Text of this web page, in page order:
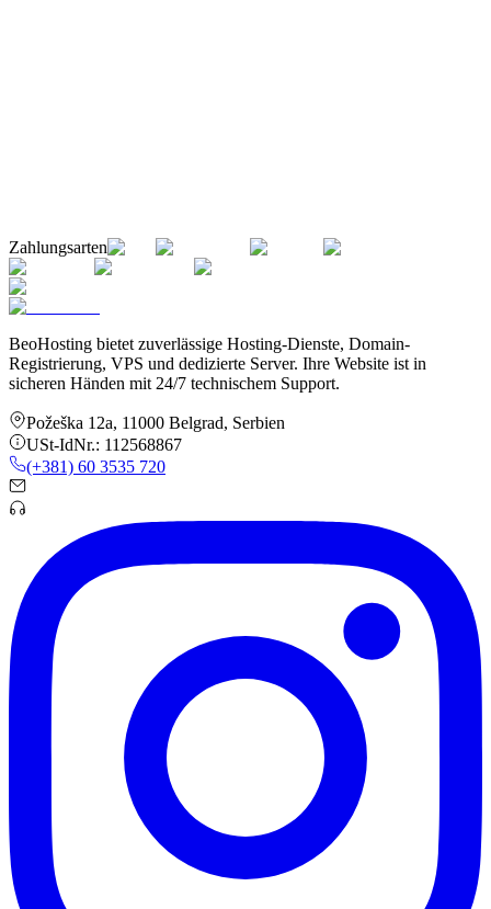
Zahlungsarten
BeoHosting bietet zuverlässige Hosting-Dienste, Domain-
Registrierung, VPS und dedizierte Server. Ihre Website ist in
sicheren Händen mit 24/7 technischem Support.
Požeška 12a, 11000 Belgrad, Serbien
USt-IdNr.: 112568867
(+381) 60 3535 720